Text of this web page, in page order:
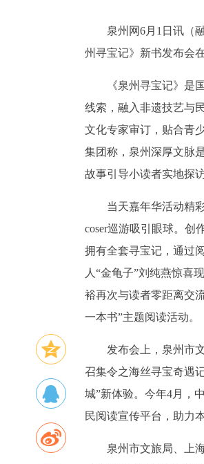
泉州网6月1日讯（
州寻宝记》新书发布会
《泉州寻宝记》是
线索，融入非遗技艺与
文化专家审订，贴合青
集团称，泉州深厚文脉
故事引导小读者实地探访
当天嘉年华活动精
coser巡游吸引眼球。创
拥有全套寻宝记，通过
人“金龟子”刘纯燕惊喜
裕再次与读者零距离交
一本书”主题阅读活动。
发布会上，泉州市
召集令之海丝寻宝奇遇
城”新体验。今年4月，
民阅读宣传平台，助力
泉州市文旅局、上